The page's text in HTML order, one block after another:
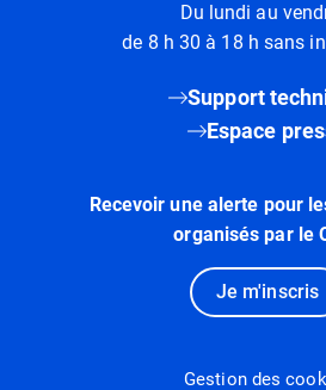
Du lundi au
de 8 h 30 à 18 h sans
Support
Espace
Recevoir une alerte pour
organisés par le
Je m'inscris
Gestion des